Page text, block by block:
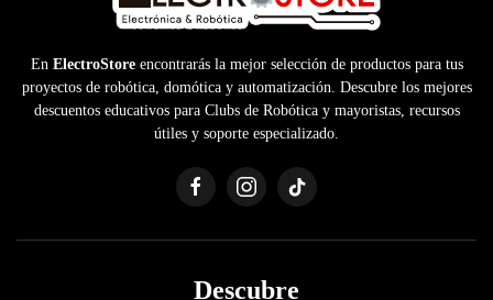
En ElectroStoreencontrarás la mejor selección de productos para tus
proyectos de robótica, domótica y automatización. Descubre los mejores
descuentos educativos para Clubs de Robótica y mayoristas, recursos
útiles y soporte especializado.
Descubre